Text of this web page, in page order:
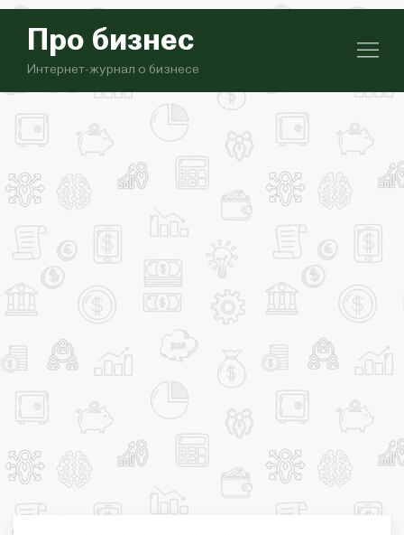
Про бизнес
Интернет-журнал о бизнесе